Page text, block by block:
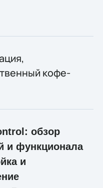
кофе-
обзор
и функционала
и